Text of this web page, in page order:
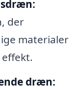
der
materialer
dræn: